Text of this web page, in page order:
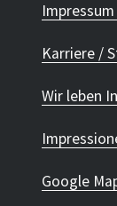
Karriere /
Wir leben
Google